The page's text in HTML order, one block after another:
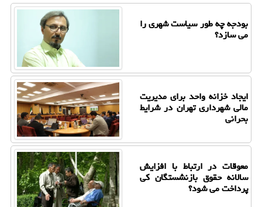
بودجه چه طور سیاست شهری را
می سازد؟
ایجاد خزانه واحد برای مدیریت
مالی شهرداری تهران در شرایط
بحرانی
معوقات در ارتباط با افزایش
سالانه حقوق بازنشستگان کی
پرداخت می شود؟